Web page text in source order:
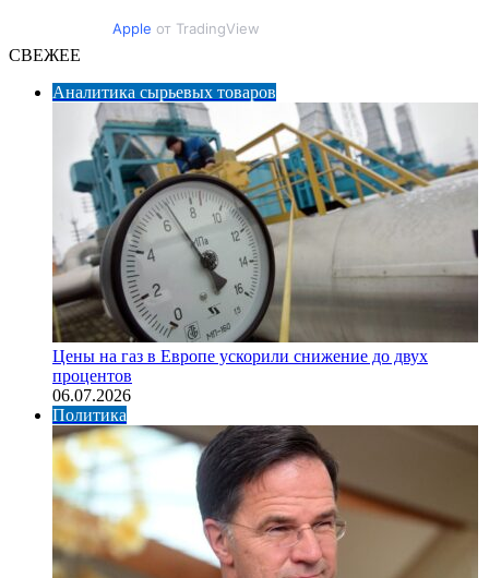
Apple от TradingView
СВЕЖЕЕ
Аналитика сырьевых товаров
Цены на газ в Европе ускорили снижение до двух
процентов
06.07.2026
Политика